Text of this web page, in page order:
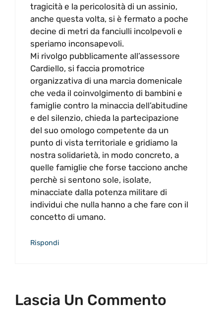
tragicità e la pericolosità di un assinio,
anche questa volta, si è fermato a poche
decine di metri da fanciulli incolpevoli e
speriamo inconsapevoli.
Mi rivolgo pubblicamente all’assessore
Cardiello, si faccia promotrice
organizzativa di una marcia domenicale
che veda il coinvolgimento di bambini e
famiglie contro la minaccia dell’abitudine
e del silenzio, chieda la partecipazione
del suo omologo competente da un
punto di vista territoriale e gridiamo la
nostra solidarietà, in modo concreto, a
quelle famiglie che forse tacciono anche
perchè si sentono sole, isolate,
minacciate dalla potenza militare di
individui che nulla hanno a che fare con il
concetto di umano.
Rispondi
Lascia Un Commento